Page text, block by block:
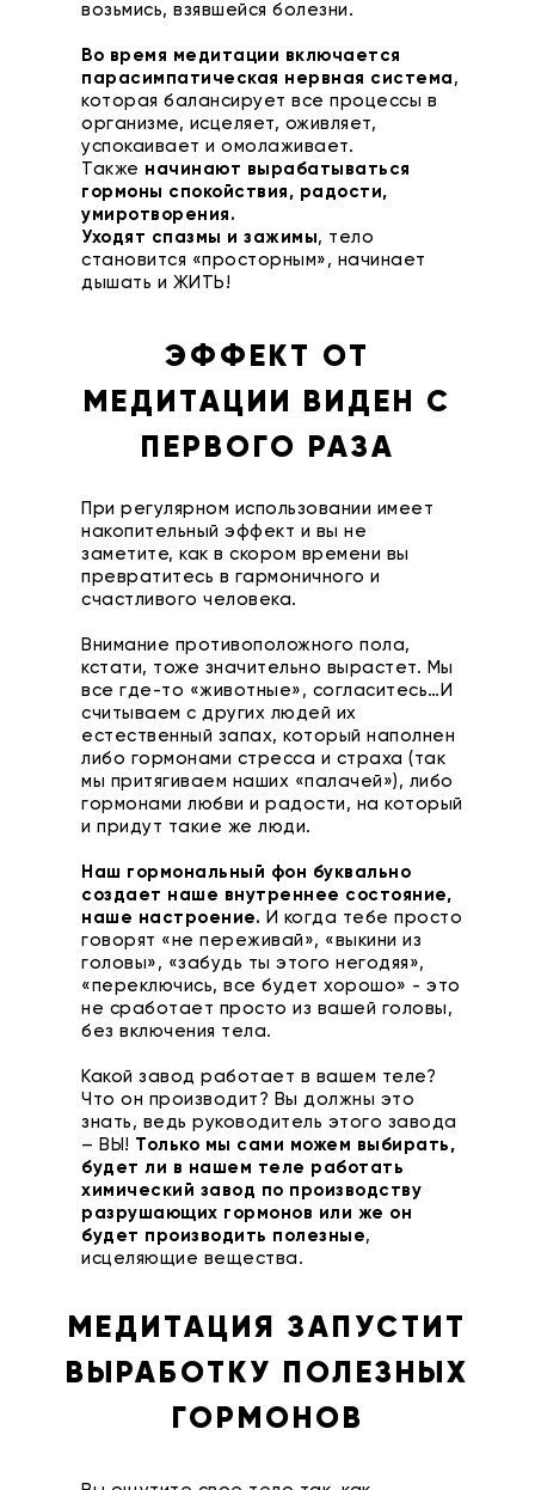
возьмись, взявшейся болезни.
Во время медитации включается
парасимпатическая нервная система ,
которая балансирует все процессы в
организме, исцеляет, оживляет,
успокаивает и омолаживает.
Также начинают вырабатываться
гормоны спокойствия, радости,
умиротворения.
Уходят спазмы и зажимы, тело
становится «просторным», начинает
дышать и ЖИТЬ!
ЭФФЕКТ ОТ
МЕДИТАЦИИ ВИДЕН С
ПЕРВОГО РАЗА
При регулярном использовании имеет
накопительный эффект и вы не
заметите, как в скором времени вы
превратитесь в гармоничного и
счастливого человека.
Внимание противоположного пола,
кстати, тоже значительно вырастет. Мы
все где-то «животные», согласитесь…И
считываем с других людей их
естественный запах, который наполнен
либо гормонами стресса и страха (так
мы притягиваем наших «палачей»), либо
гормонами любви и радости, на который
и придут такие же люди.
Наш гормональный фон буквально
создает наше внутреннее состояние,
наше настроение. И когда тебе просто
говорят «не переживай», «выкини из
головы», «забудь ты этого негодяя»,
«переключись, все будет хорошо» - это
не сработает просто из вашей головы,
без включения тела.
Какой завод работает в вашем теле?
Что он производит? Вы должны это
знать, ведь руководитель этого завода
– ВЫ! Только мы сами можем выбирать,
будет ли в нашем теле работать
химический завод по производству
разрушающих гормонов или же он
будет производить полезные,
исцеляющие вещества.
МЕДИТАЦИЯ ЗАПУСТИТ
ВЫРАБОТКУ ПОЛЕЗНЫХ
ГОРМОНОВ